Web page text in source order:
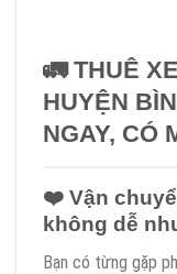
🚛THUÊ
HUYỆN
NGAY, CÓ
❤️ Vận
không dễ
Bạn có từng gặp